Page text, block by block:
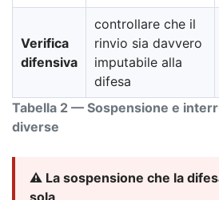
Tabella 2 — Sospensione e
diverse
Verifica
difensiva
controllare che il
rinvio sia davvero
imputabile alla
difesa
⚠️ La sospensione che la
sola